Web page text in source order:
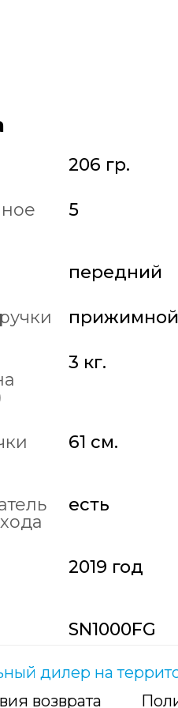
206 гр.
5
передний
3 кг.
61 см.
есть
2019 год
SN1000FG
дилер на
возврата